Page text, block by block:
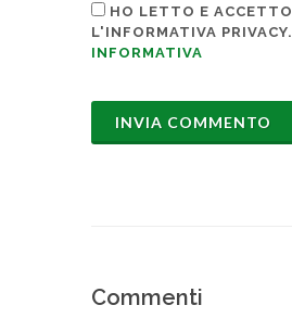
HO LETTO E ACCETTO
L'INFORMATIVA PRIVACY.
INFORMATIVA
Commenti